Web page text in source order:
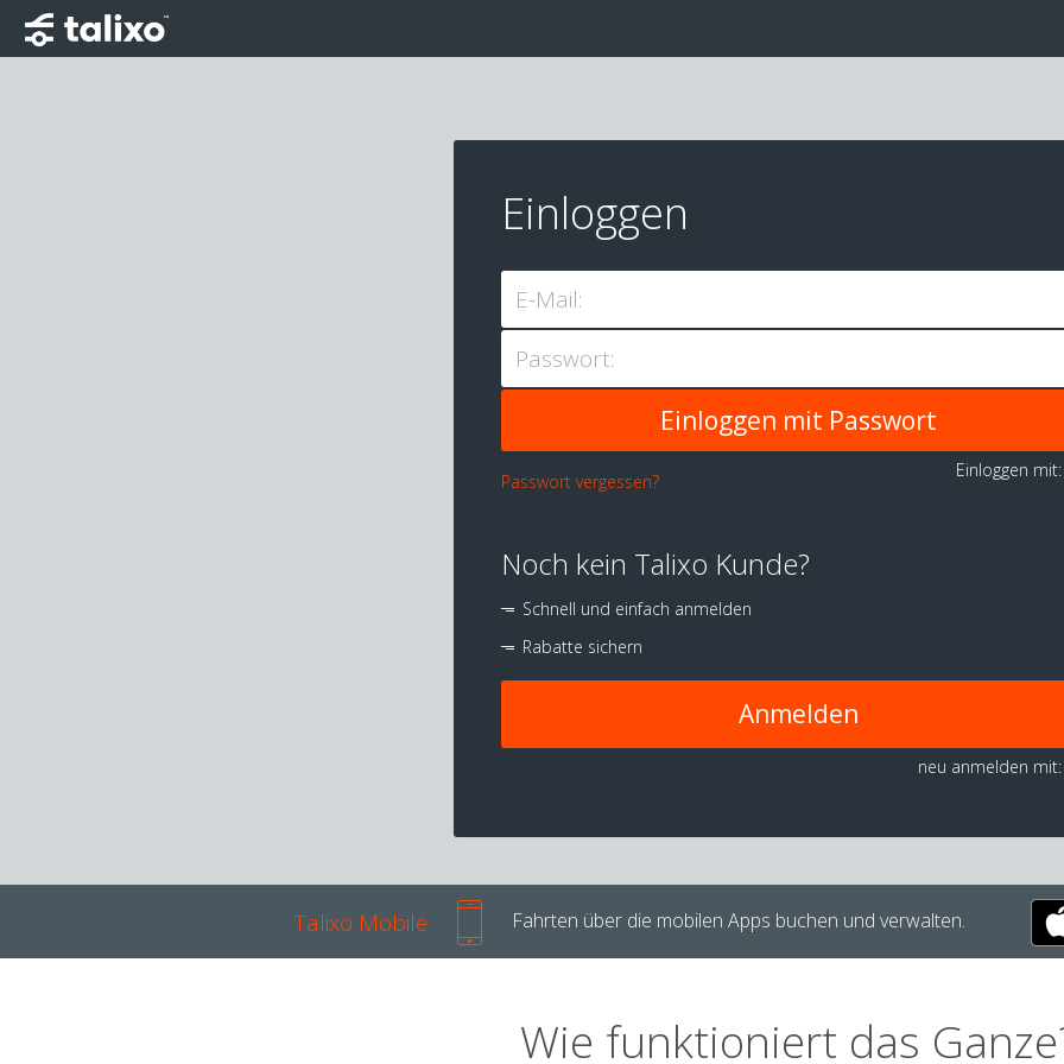
Einloggen
E-Mail:
Passwort:
Passwort vergessen?
Einloggen
Noch kein Talixo Kunde?
Schnell und einfach anmelden
Rabatte sichern
Anmelden
neu anmelden mit:
Talixo Mobile Fahrten über die mobilen Apps buchen und verwalten.
Wie funktioniert das